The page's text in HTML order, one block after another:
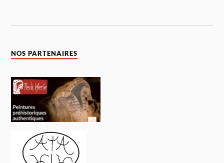
NOS PARTENAIRES